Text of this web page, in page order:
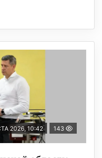
2026, 10:42 143